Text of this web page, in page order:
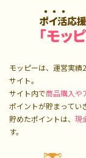
ポイ活応
「モッ
モッピーは、運営実績
サイト。
サイト内で商品購入や
ポイントが貯まってい
貯めたポイントは、 現
す。